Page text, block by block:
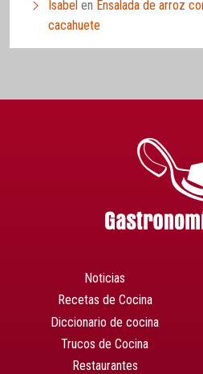
Isabel en Ensalada de arroz
cacahuete
Noticias
Recetas de Cocina
Diccionario de cocina
Trucos de Cocina
Restaurantes